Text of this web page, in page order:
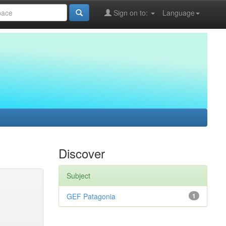
Language
Sign on to:
Discover
Subject
1
GEF Patagonia